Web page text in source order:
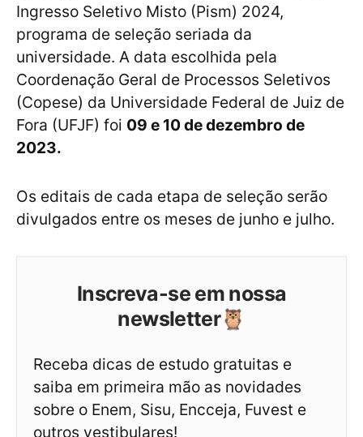
Ingresso Seletivo Misto (Pism) 2024,
programa de seleção seriada da
universidade. A data escolhida pela
Coordenação Geral de Processos Seletivos
(Copese) da Universidade Federal de Juiz de
Fora (UFJF) foi 09 e 10 de dezembro de
2023.
Os editais de cada etapa de seleção serão
divulgados entre os meses de junho e julho.
Inscreva-se em nossa
newsletter🦉
Receba dicas de estudo gratuitas e
saiba em primeira mão as novidades
sobre o Enem, Sisu, Encceja, Fuvest e
outros vestibulares!